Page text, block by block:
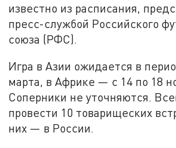
известно из расписания,
пресс-службой Российского
союза (РФС).
Игра в Азии ожидается в
марта, в Африке — с 14 по 18
Соперники не уточняются.
провести 10 товарищеских
них — в России.